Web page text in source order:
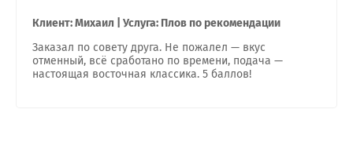
Клиент: Михаил | Услуга: Плов по рекомендации
Заказал по совету друга. Не пожалел — вкус
отменный, всё сработано по времени, подача —
настоящая восточная классика. 5 баллов!